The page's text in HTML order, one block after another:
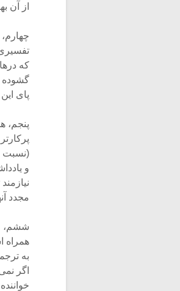
از آن
که
گشوده
پای
پنجم،
(نسبت
و
مجدد
ششم،
همراه
به
اگر